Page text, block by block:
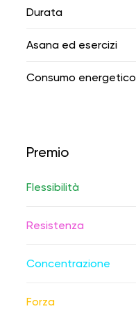
Durata
Asana ed esercizi
Consumo energetico
Premio
Flessibilità
Resistenza
Concentrazione
Forza